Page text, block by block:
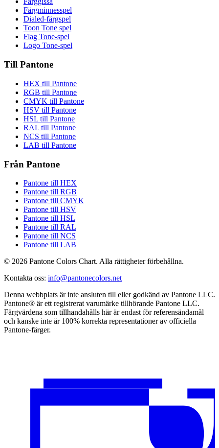
Färgminnesspel
Dialed-färgspel
Toon Tone spel
Flag Tone-spel
Logo Tone-spel
Till Pantone
HEX till Pantone
RGB till Pantone
CMYK till Pantone
HSV till Pantone
HSL till Pantone
RAL till Pantone
NCS till Pantone
LAB till Pantone
Från Pantone
Pantone till HEX
Pantone till RGB
Pantone till CMYK
Pantone till HSV
Pantone till HSL
Pantone till RAL
Pantone till NCS
Pantone till LAB
© 2026 Pantone Colors Chart. Alla rättigheter förbehållna.
Kontakta oss: info@pantonecolors.net
Denna webbplats är inte ansluten till eller godkänd av Pantone LLC.
Pantone® är ett registrerat varumärke tillhörande Pantone LLC.
Färgvärdena som tillhandahålls här är endast för referensändamål
och kanske inte är 100% korrekta representationer av officiella
Pantone-färger.